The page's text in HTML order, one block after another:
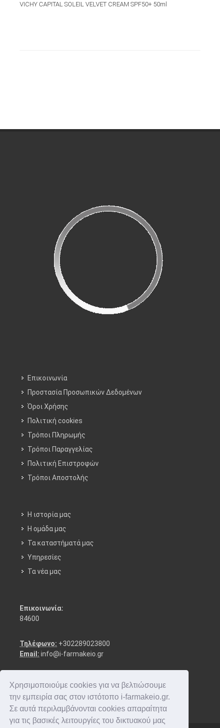
Χρησιμοποιούμε cookies για να βελτιώσουμε
την εμπειρία σας στον ιστότοπο i-farmakeio.gr.
Σε αυτά περιλαμβάνονται cookies απαραίτητα
για τις βασικές λειτουργίες του δικτυακού μας
VICHY CAPITAL SOLEIL VELVET CREAM SPF50+ 50ml
Επικοινωνία
Προστασία Προσωπικών Δεδομένων
Όροι Χρήσης
Πολιτική cookies
Τρόποι Πληρωμής
Τρόποι Παραγγελίας
Πολιτική Επιστροφών
Τρόποι Aποστολής
Η ιστορία μας
Η ομάδα μας
Τα καταστήματά μας
Υπηρεσίες
Τα νέα μας
Επικοινωνία:
84600
Τηλέφωνο: +302289023800
Email: info@i-farmakeio.gr